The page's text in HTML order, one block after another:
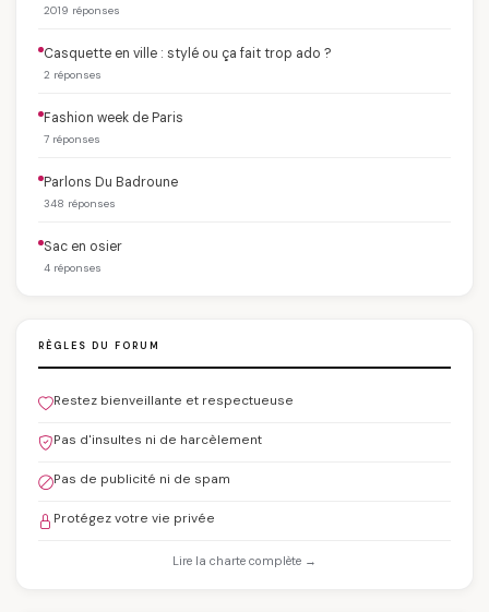
2019 réponses
Casquette en ville : stylé ou ça fait trop ado ?
2 réponses
Fashion week de Paris
7 réponses
Parlons Du Badroune
348 réponses
Sac en osier
4 réponses
RÈGLES DU FORUM
Restez bienveillante et respectueuse
Pas d'insultes ni de harcèlement
Pas de publicité ni de spam
Protégez votre vie privée
Lire la charte complète →